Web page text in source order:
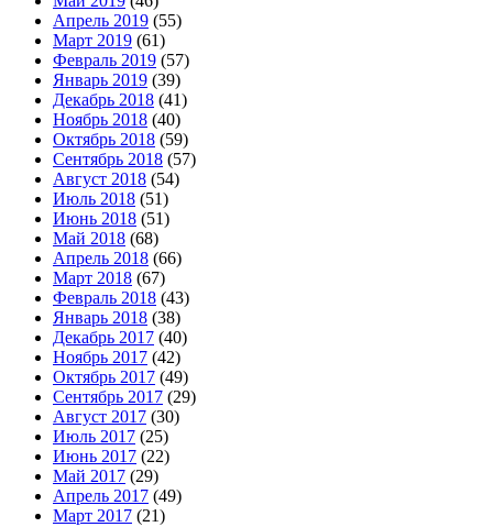
Апрель 2019 (55)
Март 2019 (61)
Февраль 2019 (57)
Январь 2019 (39)
Декабрь 2018 (41)
Ноябрь 2018 (40)
Октябрь 2018 (59)
Сентябрь 2018 (57)
Август 2018 (54)
Июль 2018 (51)
Июнь 2018 (51)
Май 2018 (68)
Апрель 2018 (66)
Март 2018 (67)
Февраль 2018 (43)
Январь 2018 (38)
Декабрь 2017 (40)
Ноябрь 2017 (42)
Октябрь 2017 (49)
Сентябрь 2017 (29)
Август 2017 (30)
Июль 2017 (25)
Июнь 2017 (22)
Май 2017 (29)
Апрель 2017 (49)
Март 2017 (21)